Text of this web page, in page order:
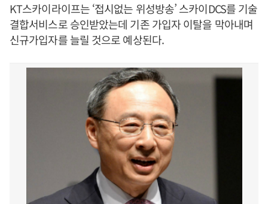
KT스카이라이프는 ‘접시없는 위성방송’ 스카이DCS를 기술
결합서비스로 승인받았는데 기존 가입자 이탈을 막아내며
신규가입자를 늘릴 것으로 예상된다.